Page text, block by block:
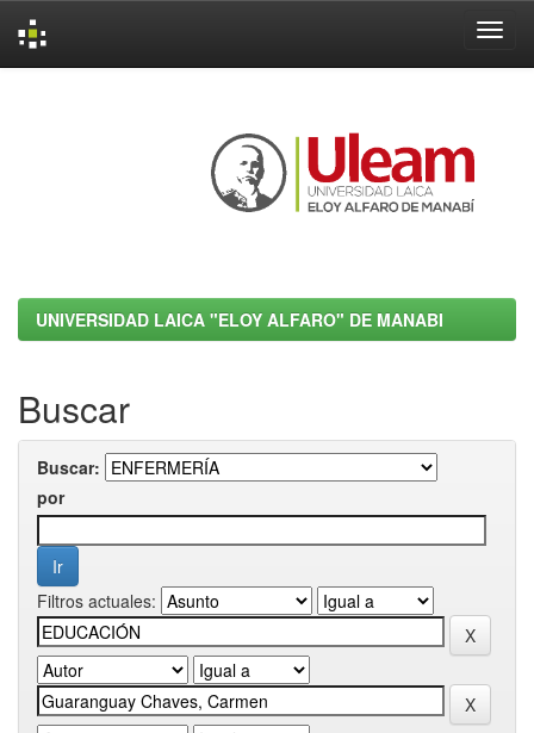
UNIVERSIDAD LAICA "ELOY ALFARO" DE MANABI
Buscar
Buscar:
por
Filtros actuales: